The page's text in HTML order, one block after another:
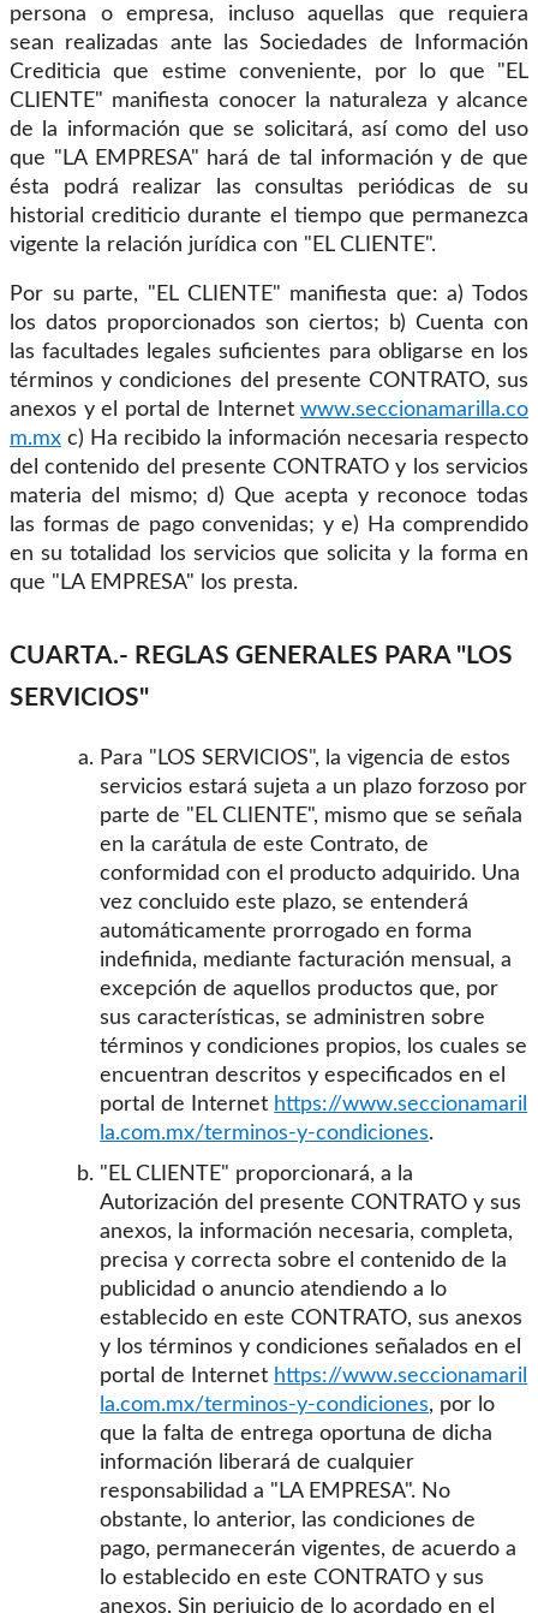
persona o empresa, incluso aquellas que requiera
sean realizadas ante las Sociedades de Información
Crediticia que estime conveniente, por lo que "EL
CLIENTE" manifiesta conocer la naturaleza y alcance
de la información que se solicitará, así como del uso
que "LA EMPRESA" hará de tal información y de que
ésta podrá realizar las consultas periódicas de su
historial crediticio durante el tiempo que permanezca
vigente la relación jurídica con "EL CLIENTE".
Por su parte, "EL CLIENTE" manifiesta que: a) Todos
los datos proporcionados son ciertos; b) Cuenta con
las facultades legales suficientes para obligarse en los
términos y condiciones del presente CONTRATO, sus
anexos y el portal de Internet www.seccionamarilla.co
m.mx c) Ha recibido la información necesaria respecto
del contenido del presente CONTRATO y los servicios
materia del mismo; d) Que acepta y reconoce todas
las formas de pago convenidas; y e) Ha comprendido
en su totalidad los servicios que solicita y la forma en
que "LA EMPRESA" los presta.
CUARTA.- REGLAS GENERALES PARA "LOS
SERVICIOS"
Para "LOS SERVICIOS", la vigencia de estos
servicios estará sujeta a un plazo forzoso por
parte de "EL CLIENTE", mismo que se señala
en la carátula de este Contrato, de
conformidad con el producto adquirido. Una
vez concluido este plazo, se entenderá
automáticamente prorrogado en forma
indefinida, mediante facturación mensual, a
excepción de aquellos productos que, por
sus características, se administren sobre
términos y condiciones propios, los cuales se
encuentran descritos y especificados en el
portal de Internet https://www.seccionamaril
la.com.mx/terminos-y-condiciones.
"EL CLIENTE" proporcionará, a la
Autorización del presente CONTRATO y sus
anexos, la información necesaria, completa,
precisa y correcta sobre el contenido de la
publicidad o anuncio atendiendo a lo
establecido en este CONTRATO, sus anexos
y los términos y condiciones señalados en el
portal de Internet https://www.seccionamaril
la.com.mx/terminos-y-condiciones, por lo
que la falta de entrega oportuna de dicha
información liberará de cualquier
responsabilidad a "LA EMPRESA". No
obstante, lo anterior, las condiciones de
pago, permanecerán vigentes, de acuerdo a
lo establecido en este CONTRATO y sus
anexos. Sin perjuicio de lo acordado en el